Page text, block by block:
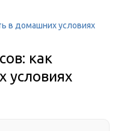
в домашних условиях
как
условиях